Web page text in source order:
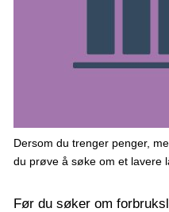
Dersom du trenger penger,
du prøve å søke om et lavere
Før du søker om